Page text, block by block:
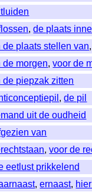
,de plaats
de plaats stellen van
de morgen,voor de
de piepzak zitten
,de pil
uit de oudheid
van
,voor de
eetlust prikkelend
,ernaast,